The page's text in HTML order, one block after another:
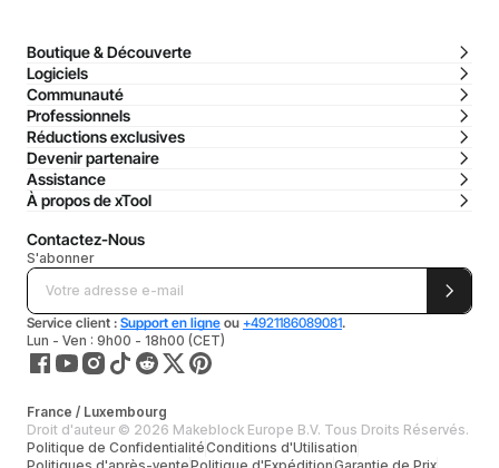
Boutique & Découverte
Logiciels
Communauté
Professionnels
Réductions exclusives
Devenir partenaire
Assistance
À propos de xTool
Contactez-Nous
S'abonner
Service client : Support en ligne ou +4921186089081.
Lun - Ven : 9h00 - 18h00 (CET)
France / Luxembourg
Droit d'auteur © 2026 Makeblock Europe B.V. Tous Droits Réservés.
Politique de ConfidentialitéConditions d'Utilisation